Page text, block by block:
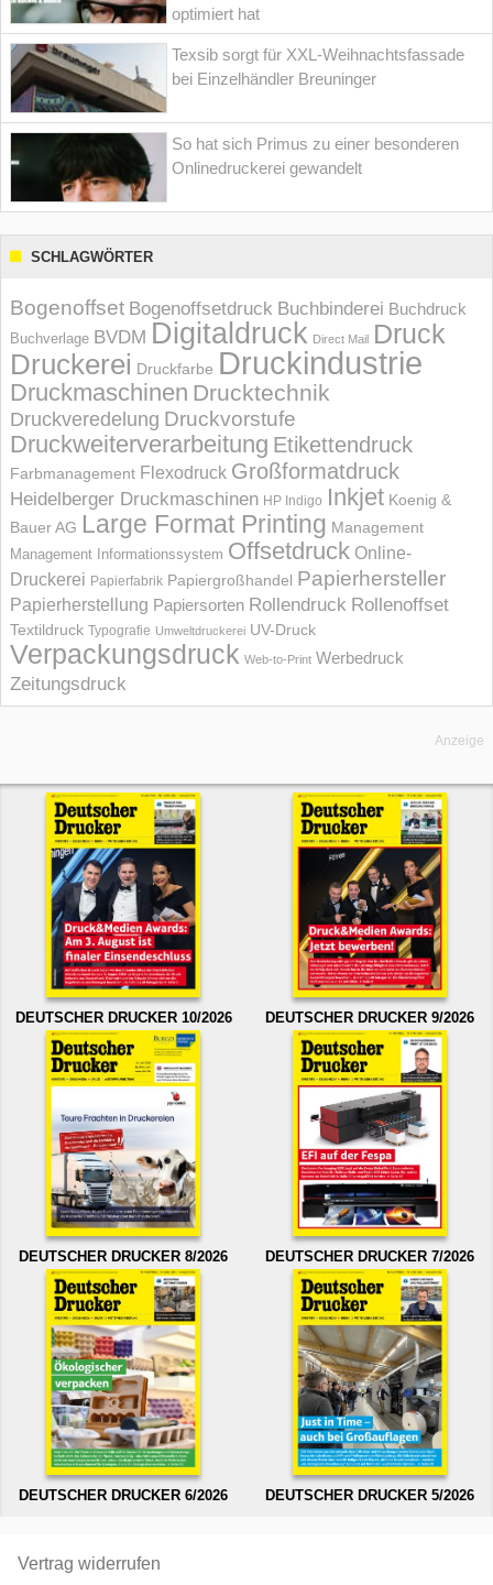
optimiert hat
Texsib sorgt für XXL-Weihnachtsfassade
bei Einzelhändler Breuninger
So hat sich Primus zu einer besonderen
Onlinedruckerei gewandelt
SCHLAGWÖRTER
Bogenoffset Bogenoffsetdruck Buchbinderei Buchdruck
Buchverlage BVDM Digitaldruck Direct Mail Druck
Druckerei Druckfarbe Druckindustrie
Druckmaschinen Drucktechnik
Druckveredelung Druckvorstufe
Druckweiterverarbeitung Etikettendruck
Farbmanagement Flexodruck Großformatdruck
Heidelberger Druckmaschinen HP Indigo Inkjet Koenig &
Bauer AG Large Format Printing Management
Management Informations­system Offsetdruck Online-
Druckerei Papierfabrik Papiergroßhandel Papierhersteller
Papierherstellung Papiersorten Rollendruck Rollenoffset
Textildruck Typografie Umweltdruckerei UV-Druck
Verpackungsdruck Web-to-Print Werbedruck
Zeitungsdruck
Anzeige
DEUTSCHER DRUCKER 10/2026 DEUTSCHER DRUCKER 9/2026
DEUTSCHER DRUCKER 8/2026 DEUTSCHER DRUCKER 7/2026
DEUTSCHER DRUCKER 6/2026 DEUTSCHER DRUCKER 5/2026
Vertrag widerrufen